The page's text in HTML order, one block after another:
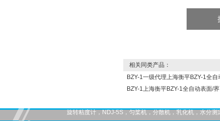
相关同类产品：
BZY-1一级代理上海衡平BZY-1全
BZY-1上海衡平BZY-1全自动表面/
旋转粘度计，NDJ-5S，匀桨机，分散机，乳化机，水分